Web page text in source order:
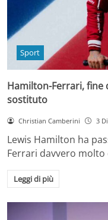
Sport
Hamilton-Ferrari, fine
sostituto
Christian Camberini 3
Lewis Hamilton ha
Ferrari davvero
Leggi di più